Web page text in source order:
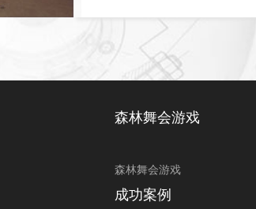
森林舞会游戏
森林舞会游戏
成功案例